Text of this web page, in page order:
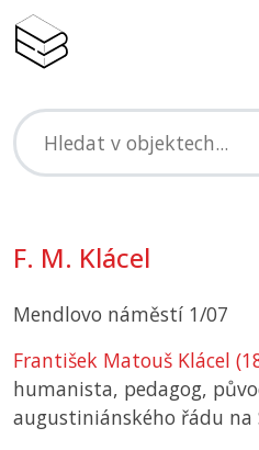
F. M. Klácel
Mendlovo náměstí 1/07
František Matouš Klácel
humanista, pedagog,
augustiniánského řádu na